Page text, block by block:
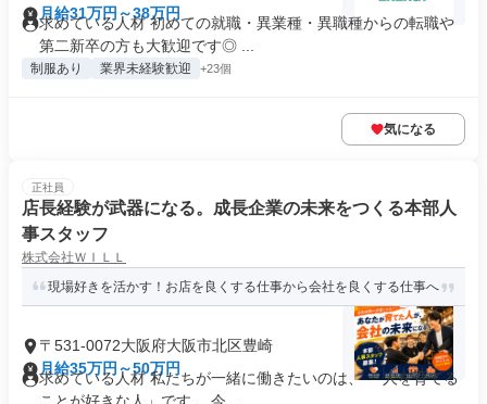
月給31万円～38万円
求めている人材 初めての就職・異業種・異職種からの転職や
第二新卒の方も大歓迎です◎ ...
制服あり 業界未経験歓迎 +23個
気になる
正社員
店長経験が武器になる。成長企業の未来をつくる本部人
事スタッフ
株式会社ＷＩＬＬ
現場好きを活かす！お店を良くする仕事から会社を良くする仕事へ
〒531-0072大阪府大阪市北区豊崎
月給35万円～50万円
求めている人材 私たちが一緒に働きたいのは、 「人を育てる